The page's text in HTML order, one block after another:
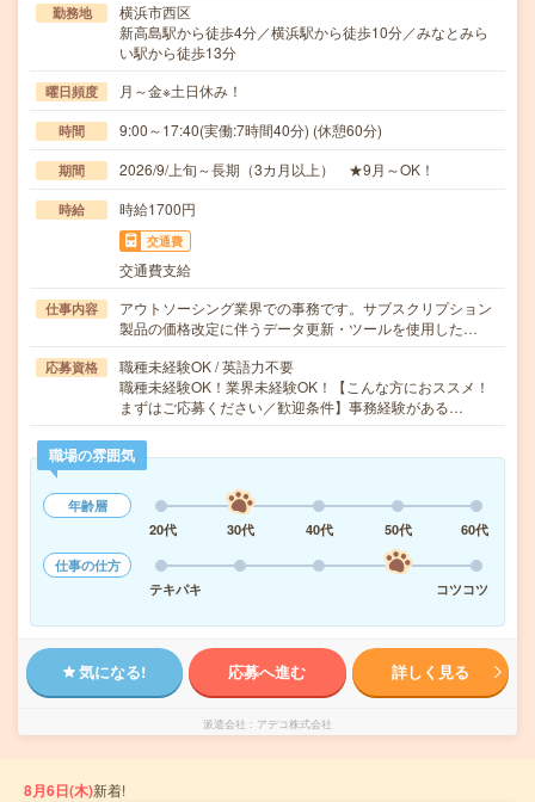
勤務地
横浜市西区
新高島駅から徒歩4分／横浜駅から徒歩10分／みなとみら
い駅から徒歩13分
曜日頻度 月～金※土日休み！
時間 9:00～17:40(実働:7時間40分) (休憩60分)
期間 2026/9/上旬～長期（3カ月以上） ★9月～OK！
時給 時給1700円
交通費
交通費支給
仕事内容
アウトソーシング業界での事務です。サブスクリプション
製品の価格改定に伴うデータ更新・ツールを使用した…
応募資格
職種未経験OK / 英語力不要
職種未経験OK！業界未経験OK！【こんな方におススメ！
まずはご応募ください／歓迎条件】事務経験がある…
職場の雰囲気
年齢層
20代
30代 40代 50代
60代
仕事の仕方
テキパキ
コツコツ
気になる! 応募へ進む 詳しく見る
派遣会社 アデコ株式会社
8月6日(木)新着!